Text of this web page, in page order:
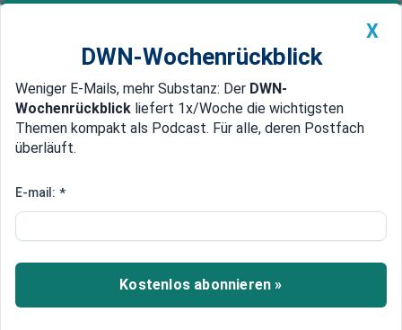
Newsticker MEIN DWN: Geldanlage Premium
Edelmetalle DWN-Magazin China
Slowakische Regierung: Ukraine
Ministerpräsident Robert Fico droht, Kalinak
fordert und der Gasstreit zwischen der Ukraine
und der Slowakei eskaliert. Während die Ukraine
X
DWN-Wochenrückblick
Weniger E-Mails, mehr Substanz: Der DWN-
Wochenrückblick liefert 1x/Woche die wichtigsten
Themen kompakt als Podcast. Für alle, deren Postfach
überläuft.
E-mail: *
Kostenlos abonnieren »